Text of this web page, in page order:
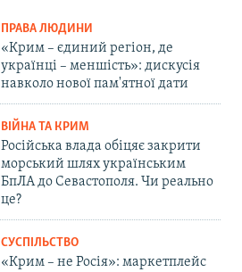
ПРАВА ЛЮДИНИ
«Крим – єдиний регіон, де
українці – меншість»: дискусія
навколо нової пам'ятної дати
ВІЙНА ТА КРИМ
Російська влада обіцяє закрити
морський шлях українським
БпЛА до Севастополя. Чи реально
це?
СУСПІЛЬСТВО
«Крим – не Росія»: маркетплейс